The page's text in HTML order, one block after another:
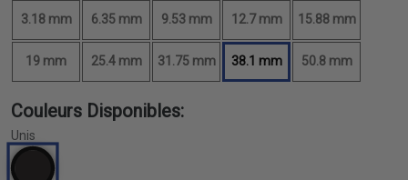
3.18 mm 6.35 mm 9.53 mm 12.7 mm 15.88 mm
19 mm 25.4 mm 31.75 mm 38.1 mm 50.8 mm
Couleurs Disponibles:
Unis